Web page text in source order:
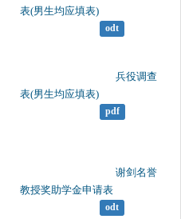
表(男生均应填表)
odt
表(男生均应填表)
pdf
教授奖助学金申请表
odt